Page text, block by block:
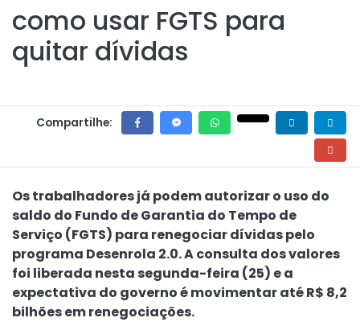
como usar FGTS para
quitar dívidas
Compartilhe:
Os trabalhadores já podem autorizar o uso do
saldo do Fundo de Garantia do Tempo de
Serviço (FGTS) para renegociar dívidas pelo
programa Desenrola 2.0. Aconsulta dos valores
foi liberada nesta segunda-feira (25) e a
expectativa do governo é movimentar até R$ 8,2
bilhões em renegociações.